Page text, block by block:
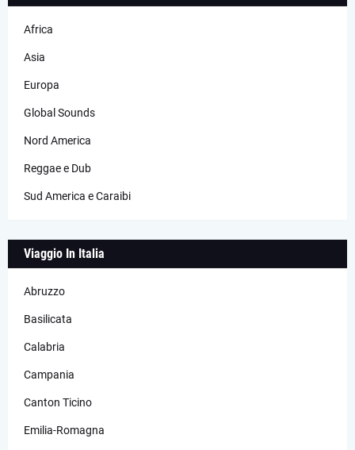
Africa
Asia
Europa
Global Sounds
Nord America
Reggae e Dub
Sud America e Caraibi
Viaggio In Italia
Abruzzo
Basilicata
Calabria
Campania
Canton Ticino
Emilia-Romagna